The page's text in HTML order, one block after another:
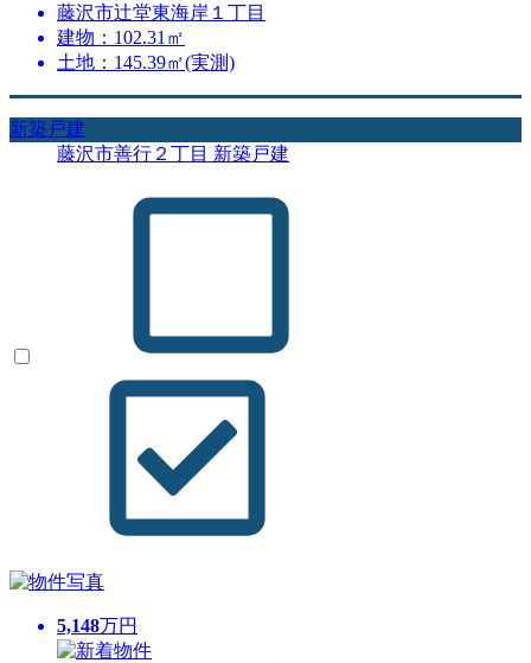
藤沢市辻堂東海岸１丁目
建物：102.31㎡
土地：145.39㎡(実測)
新築戸建
藤沢市善行２丁目 新築戸建
5,148万円